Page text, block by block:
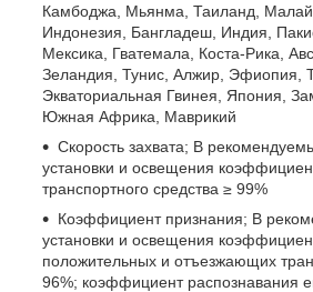
Камбоджа, Мьянма, Таиланд,
Индонезия, Бангладеш, Индия,
Мексика, Гватемала, Коста-Рика,
Зеландия, Тунис, Алжир, Эфиопия,
Экваториальная Гвинея, Япония,
Южная Африка, Маврикий
Скорость захвата; В
установки и освещения
транспортного средства ≥ 99%
Коэффициент признания; В
установки и освещения
положительных и отъезжающих
96%; коэффициент распознавания